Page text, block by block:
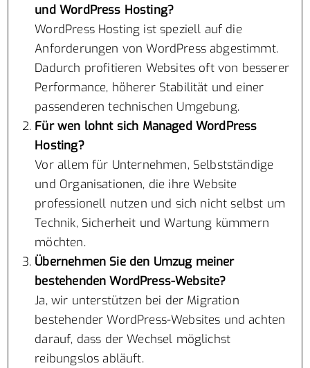
und WordPress Hosting?
WordPress Hosting ist speziell auf die
Anforderungen von WordPress abgestimmt.
Dadurch profitieren Websites oft von besserer
Performance, höherer Stabilität und einer
passenderen technischen Umgebung.
Für wen lohnt sich Managed WordPress
Hosting?
Vor allem für Unternehmen, Selbstständige
und Organisationen, die ihre Website
professionell nutzen und sich nicht selbst um
Technik, Sicherheit und Wartung kümmern
möchten.
Übernehmen Sie den Umzug meiner
bestehenden WordPress-Website?
Ja, wir unterstützen bei der Migration
bestehender WordPress-Websites und achten
darauf, dass der Wechsel möglichst
reibungslos abläuft.